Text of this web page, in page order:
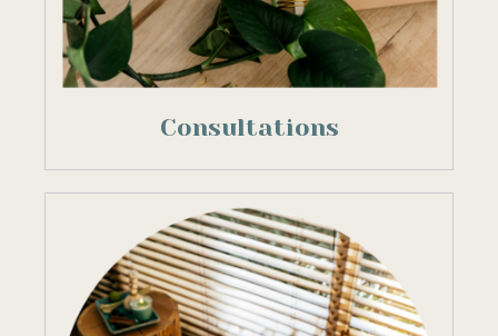
Consultations